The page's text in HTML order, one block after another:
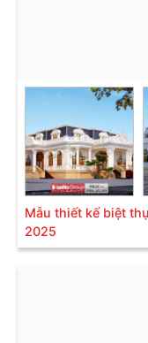
Mẫu thiết kế biệt
2025